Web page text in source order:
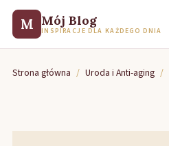
M Mój Blog
INSPIRACJE DLA KAŻDEGO DNIA
Strona główna / Uroda i Anti-aging /